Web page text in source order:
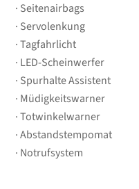
Seitenairbags
Servolenkung
Tagfahrlicht
LED-Scheinwerfer
Spurhalte Assistent
Müdigkeitswarner
Totwinkelwarner
Abstandstempomat
Notrufsystem